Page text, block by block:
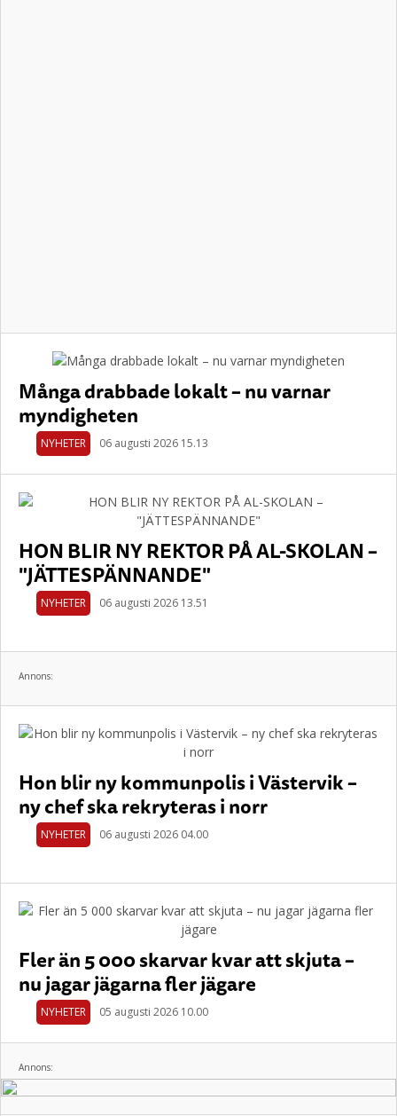
Många drabbade lokalt – nu varnar
myndigheten
NYHETER 06 augusti 2026 15.13
HON BLIR NY REKTOR PÅ AL-SKOLAN –
"JÄTTESPÄNNANDE"
NYHETER 06 augusti 2026 13.51
Annons:
Hon blir ny kommunpolis i Västervik –
ny chef ska rekryteras i norr
NYHETER 06 augusti 2026 04.00
Fler än 5 000 skarvar kvar att skjuta –
nu jagar jägarna fler jägare
NYHETER 05 augusti 2026 10.00
Annons: